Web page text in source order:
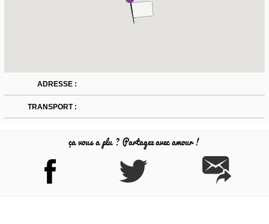
ADRESSE :
TRANSPORT :
ça vous a plu ? Partagez avec amour !